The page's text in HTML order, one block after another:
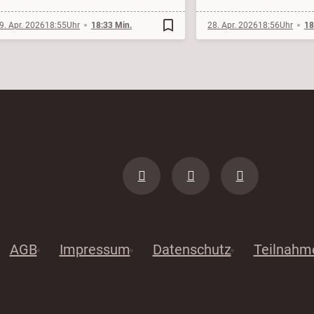
Apr. 202618:55 18:33 Min. bookmark_border 28. Apr. 202618:56
AGB Impressum Datenschutz